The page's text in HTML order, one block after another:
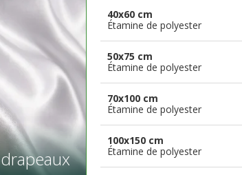
40x60 cm
Étamine de polyester
50x75 cm
Étamine de polyester
70x100 cm
Étamine de polyester
100x150 cm
Étamine de polyester